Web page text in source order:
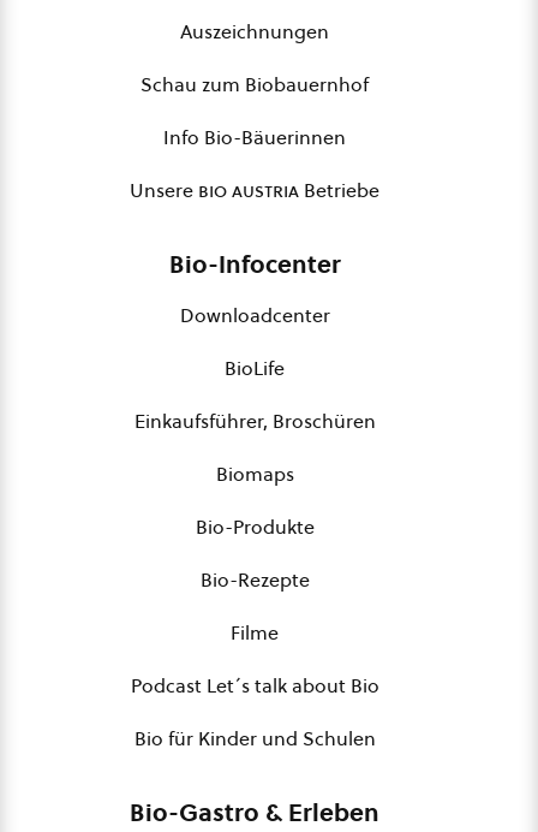
Auszeichnungen
Schau zum Biobauernhof
Info Bio-Bäuerinnen
Unsere bio austria Betriebe
Bio-Infocenter
Downloadcenter
BioLife
Einkaufsführer, Broschüren
Biomaps
Bio-Produkte
Bio-Rezepte
Filme
Podcast Let´s talk about Bio
Bio für Kinder und Schulen
Bio-Gastro & Erleben